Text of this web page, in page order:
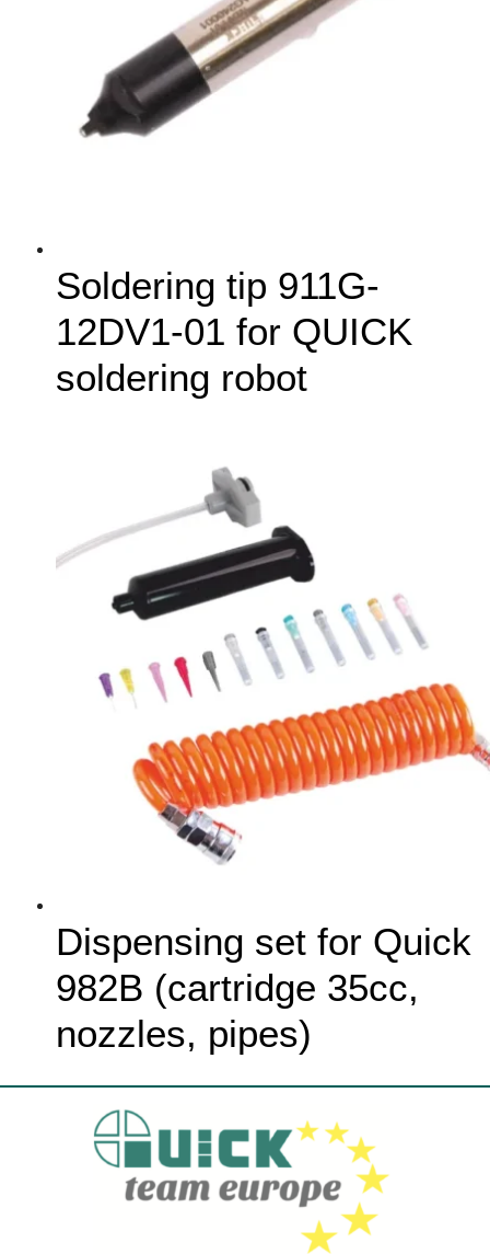
Soldering tip 911G-
12DV1-01 for QUICK
soldering robot
Dispensing set for Quick
982B (cartridge 35cc,
nozzles, pipes)